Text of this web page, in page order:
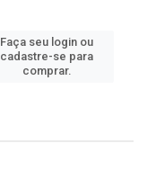
Faça seu login ou
cadastre-se para
comprar.